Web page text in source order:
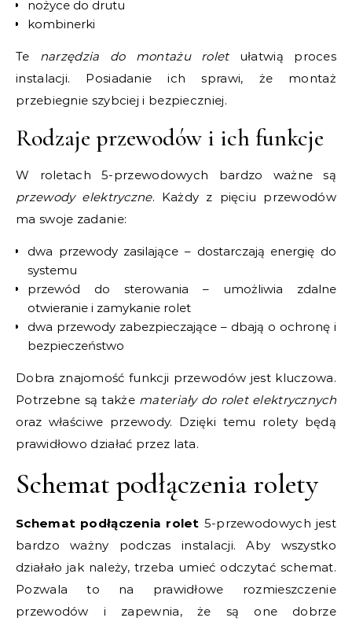
nożyce do drutu
kombinerki
Te narzędzia do montażu roletułatwią proces
instalacji. Posiadanie ich sprawi, że montaż
przebiegnie szybciej i bezpieczniej.
Rodzaje przewodów i ich funkcje
W roletach 5-przewodowych bardzo ważne są
przewody elektryczne. Każdy z pięciu przewodów
ma swoje zadanie:
dwa przewody zasilające – dostarczają energię do
systemu
przewód do sterowania – umożliwia zdalne
otwieranie i zamykanie rolet
dwa przewody zabezpieczające – dbają o ochronę i
bezpieczeństwo
Dobra znajomość funkcji przewodów jest kluczowa.
Potrzebne są także materiały do rolet elektrycznych
oraz właściwe przewody. Dzięki temu rolety będą
prawidłowo działać przez lata.
Schemat podłączenia rolety
Schemat podłączenia rolet 5-przewodowych jest
bardzo ważny podczas instalacji. Aby wszystko
działało jak należy, trzeba umieć odczytać schemat.
Pozwala to na prawidłowe rozmieszczenie
przewodów i zapewnia, że są one dobrze